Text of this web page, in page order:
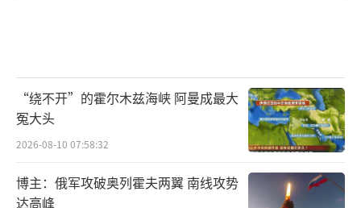
记成为确保受害者权益的关键步骤。
“绕不开”的霍尔木兹海峡 阿曼成最大
冤大头
2026-08-10 07:58:32
博主：俄军攻破奥列霍夫两翼 南线攻势
达高峰